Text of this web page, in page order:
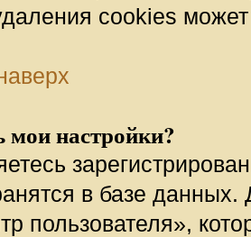
cookies
мои настройки?
в базе
пользователя»,